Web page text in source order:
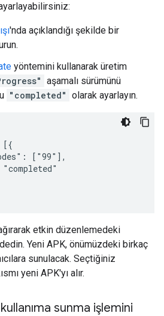
'nda açıklandığı şekilde bir
yöntemini kullanarak üretim
aşamalı sürümünü
"completed" olarak ayarlayın.
[{
["99"],
etkin düzenlemedeki
Yeni APK, önümüzdeki birkaç
sunulacak. Seçtiğiniz
yeni APK'yı alır.
sunma işlemini